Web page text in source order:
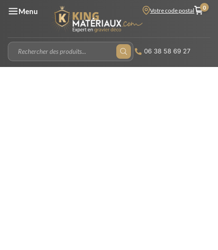
Menu Votre code postal 0
06 38 58 69 27